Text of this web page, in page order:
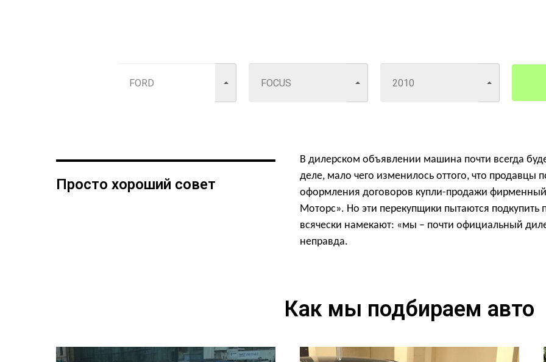
Просто хороший совет
В дилерском объявлении машина почти всегда
деле, мало чего изменилось оттого, что продавцы
оформления договоров купли-продажи
Моторс». Но эти перекупщики пытаются
всячески намекают: «мы – почти официальный
неправда.
Как мы подбираем авто